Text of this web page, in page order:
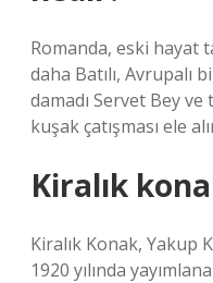
Romanda, eski hayat
daha Batılı, Avrupalı
damadı Servet Bey
kuşak çatışması ele
Kiralık
Kiralık Konak, Yakup
1920 yılında